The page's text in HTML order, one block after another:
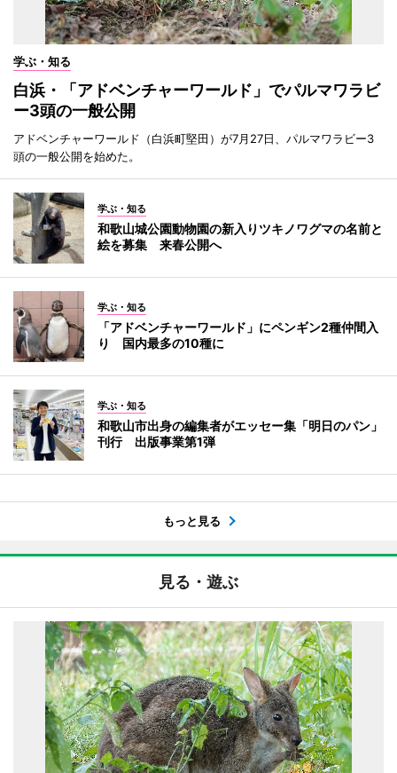
学ぶ・知る
白浜・「アドベンチャーワールド」でパルマワラビ
ー3頭の一般公開
アドベンチャーワールド（白浜町堅田）が7月27日、パルマワラビー3
頭の一般公開を始めた。
学ぶ・知る
和歌山城公園動物園の新入りツキノワグマの名前と
絵を募集 来春公開へ
学ぶ・知る
「アドベンチャーワールド」にペンギン2種仲間入
り 国内最多の10種に
学ぶ・知る
和歌山市出身の編集者がエッセー集「明日のパン」
刊行 出版事業第1弾
もっと見る
見る・遊ぶ